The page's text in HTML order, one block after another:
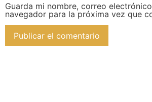
Guarda mi nombre, correo
navegador para la próxima vez que